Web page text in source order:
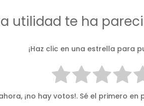
utilidad te ha
¡Haz clic en una estrella para
¡no hay votos!. Sé el primero